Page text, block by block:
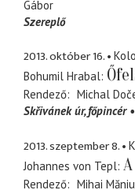
Gábor
Szereplő
2013. október 16.
Bohumil Hrabal
Rendező
Michal
Skřivánek úr főpincér
2013. szeptember 8.
Johannes von Tepl
Rendező
Mihai